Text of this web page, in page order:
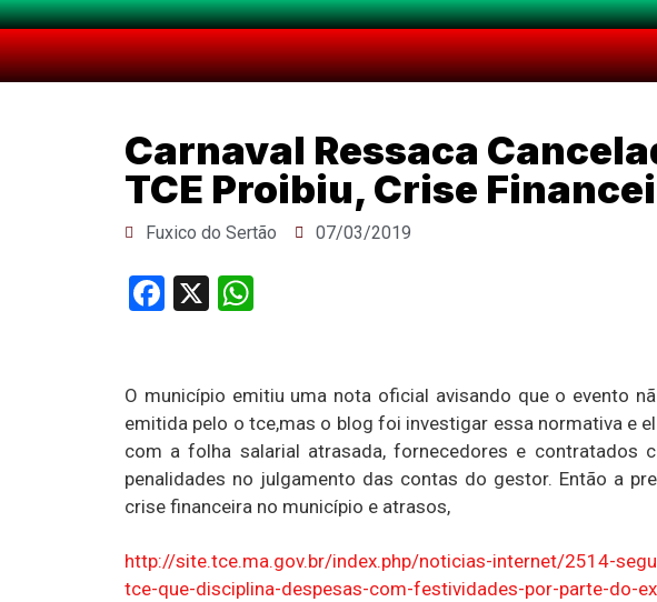
Carnaval Ressaca
TCE Proibiu, Crise
Fuxico do Sertão 07/03/2019
Facebook
X
O município emitiu uma nota oficial avisando que o evento
emitida pelo o tce,mas o blog foi investigar essa normativa e
com a folha salarial atrasada, fornecedores e contratados
penalidades no julgamento das contas do gestor. Então a
crise financeira no município e atrasos,
http://site.tce.ma.gov.br/index.php/noticias-internet/2514-
tce-que-disciplina-despesas-com-festividades-por-parte-do-